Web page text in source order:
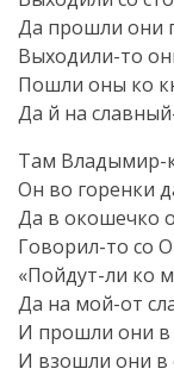
Да прошли они
Выходили-то
Пошли оны ко
Да й на
Там Владымир-
Он во горенки
Да в окошечко
Говорил-то со
«Пойдут-ли ко
Да на мой-от
И прошли они в
И взошли они в